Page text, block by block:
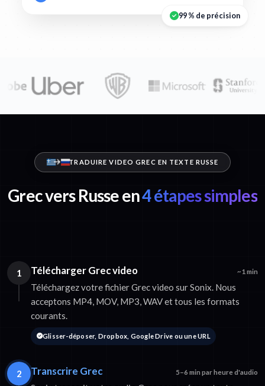
99 % de précision
TRADUIRE VIDEO GREC EN TEXTE RUSSE
Grec vers Russe en4 étapes simples
1 Télécharger Grec video ~1 min
Téléchargez votre fichier Grec video sur Sonix. Nous
acceptons MP4, MOV, MP3, WAV et tous les formats
courants.
Glisser-déposer, Dropbox, Google Drive ou une URL
2 Transcrire Grec 5–6 min par heure d'audio